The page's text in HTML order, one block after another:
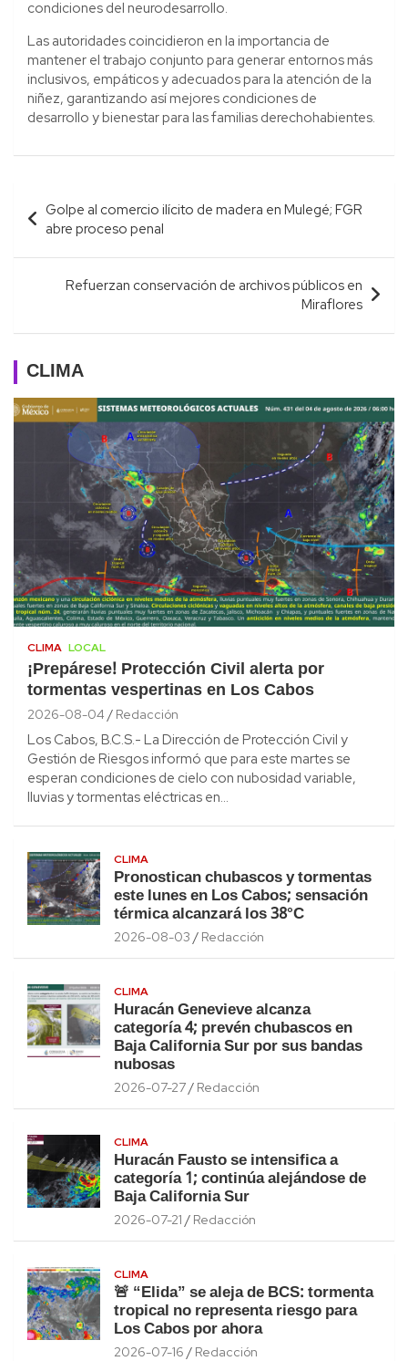
condiciones del neurodesarrollo.
Las autoridades coincidieron en la importancia de
mantener el trabajo conjunto para generar entornos más
inclusivos, empáticos y adecuados para la atención de la
niñez, garantizando así mejores condiciones de
desarrollo y bienestar para las familias derechohabientes.
Navegación
de
entradas
Golpe al comercio ilícito de madera en Mulegé; FGR
abre proceso penal
Refuerzan conservación de archivos públicos en
Miraflores
CLIMA
CLIMA LOCAL
¡Prepárese! Protección Civil alerta por
tormentas vespertinas en Los Cabos
2026-08-04 Redacción
Los Cabos, B.C.S.- La Dirección de Protección Civil y
Gestión de Riesgos informó que para este martes se
esperan condiciones de cielo con nubosidad variable,
lluvias y tormentas eléctricas en…
CLIMA
Pronostican chubascos y tormentas
este lunes en Los Cabos; sensación
térmica alcanzará los 38°C
2026-08-03 Redacción
CLIMA
Huracán Genevieve alcanza
categoría 4; prevén chubascos en
Baja California Sur por sus bandas
nubosas
2026-07-27 Redacción
CLIMA
Huracán Fausto se intensifica a
categoría 1; continúa alejándose de
Baja California Sur
2026-07-21 Redacción
CLIMA
🚨 “Elida” se aleja de BCS: tormenta
tropical no representa riesgo para
Los Cabos por ahora
2026-07-16 Redacción